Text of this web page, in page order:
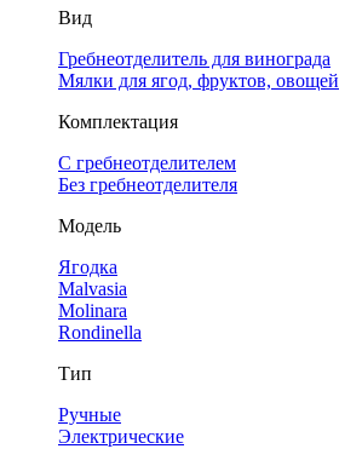
Вид
Гребнеотделитель для винограда
Мялки для ягод, фруктов, овощей
Комплектация
С гребнеотделителем
Без гребнеотделителя
Модель
Ягодка
Malvasia
Molinara
Rondinella
Тип
Ручные
Электрические